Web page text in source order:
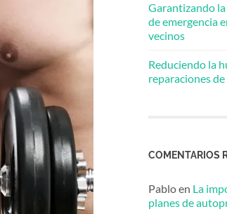
Garantizando
de emergencia
vecinos
Reduciendo la
reparaciones
COMENTARIOS
Pabloen La
planes de